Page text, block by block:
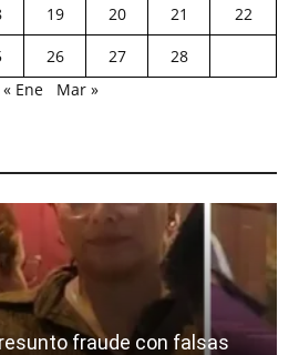
19 20 21
22
26 27
28
« Ene
Mar »
fraude con falsas